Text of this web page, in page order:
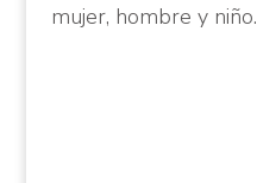
mujer, hombre y niño.